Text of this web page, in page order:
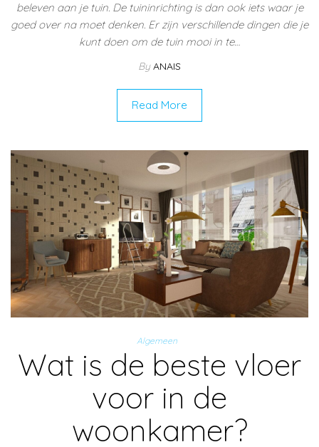
beleven aan je tuin. De tuininrichting is dan ook iets waar je
goed over na moet denken. Er zijn verschillende dingen die je
kunt doen om de tuin mooi in te…
By ANAIS
Read More
Algemeen
Wat is de beste vloer
voor in de
woonkamer?